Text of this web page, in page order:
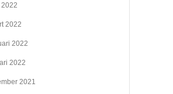
2022
2022
2022
2021